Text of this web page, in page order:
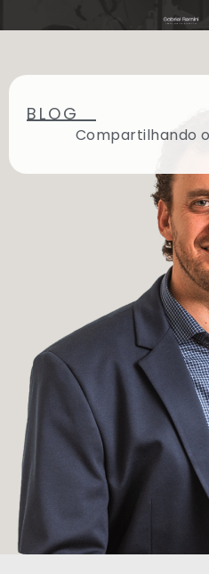
BLOG
Compartilhando